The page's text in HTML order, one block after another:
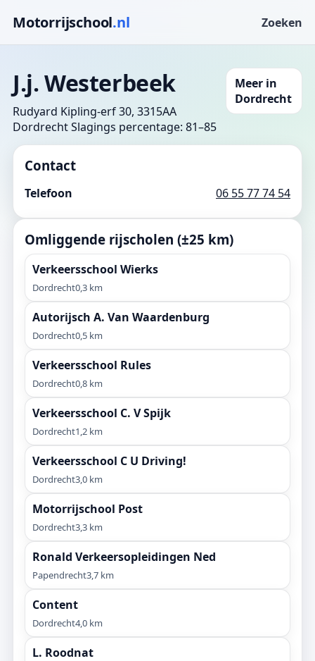
Motorrijschool.nl Zoeken
J.j. Westerbeek
Rudyard Kipling-erf 30, 3315AA
DordrechtSlagings percentage: 81–85
Meer in
Dordrecht
Contact
Telefoon 06 55 77 74 54
Omliggende rijscholen (±25 km)
Verkeersschool Wierks
Dordrecht0,3 km
Autorijsch A. Van Waardenburg
Dordrecht0,5 km
Verkeersschool Rules
Dordrecht0,8 km
Verkeersschool C. V Spijk
Dordrecht1,2 km
Verkeersschool C U Driving!
Dordrecht3,0 km
Motorrijschool Post
Dordrecht3,3 km
Ronald Verkeersopleidingen Ned
Papendrecht3,7 km
Content
Dordrecht4,0 km
L. Roodnat